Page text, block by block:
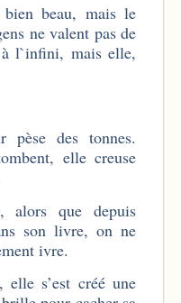
bien beau, mais le
ne valent pas de
l`infini, mais elle,
pèse des tonnes.
elle creuse
alors que depuis
son livre, on ne
ivre.
elle s’est créé une